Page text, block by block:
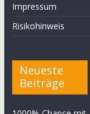
Impressum
Risikohinweis
Neueste
Beiträge